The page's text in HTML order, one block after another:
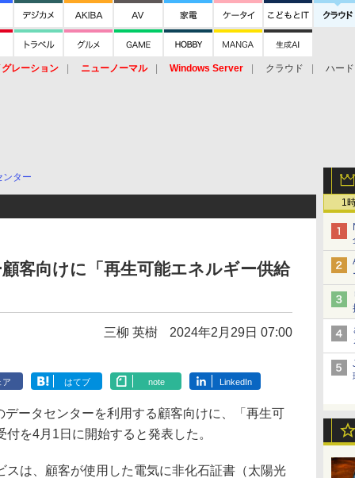
レーション ニューノーマル Windows Server クラウド
ハー
1
ンター
客向けに「再生可能エネルギー供給
三柳 英樹 2024年2月29日 07:00
ア はてブ note LinkedIn
ータセンターを利用する顧客向けに、「再生可
を4月1日に開始すると発表した。
は、顧客が使用した電気に非化石証書（太陽光